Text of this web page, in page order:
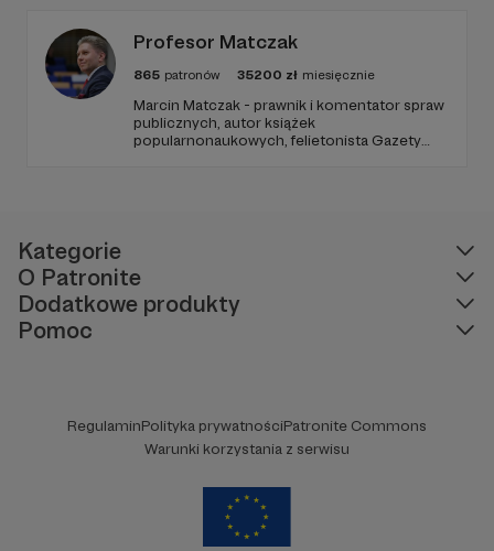
Profesor Matczak
865 patronów 35200 zł miesięcznie
Marcin Matczak - prawnik i komentator spraw
publicznych, autor książek
popularnonaukowych, felietonista Gazety
Kategorie
O Patronite
Dodatkowe produkty
Pomoc
RegulaminPolityka prywatnościPatronite Commons
Warunki korzystania z serwisu